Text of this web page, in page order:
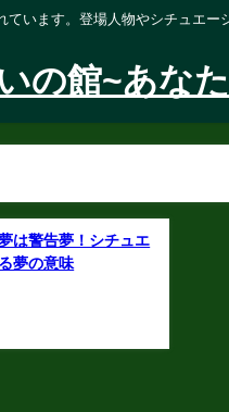
います。登場人物やシチュエ
の館~あな
は警告夢！シチュエ
夢の意味